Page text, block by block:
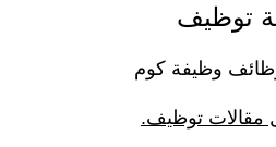
توظيف
وظيفة كوم
توظيف.